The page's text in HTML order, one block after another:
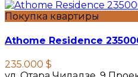
Покупка квартиры
Athome Residence
235.000 $